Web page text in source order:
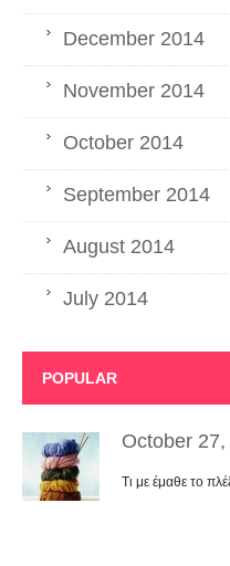
December 2014
November 2014
October 2014
September 2014
August 2014
July 2014
POPULAR
October
Τι με έμαθε το